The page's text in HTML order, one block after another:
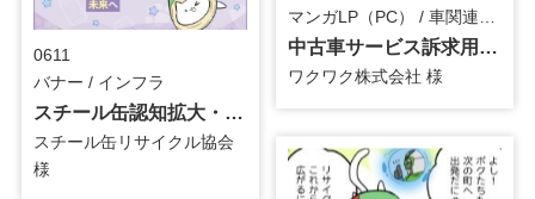
中古車サービス訴求用_マンガLP_修正
ワクワク株式会社 様
0611
バナー / インフラ
スチール缶認知拡大・理解促進用_第4話_バナー
スチール缶リサイクル協会
様